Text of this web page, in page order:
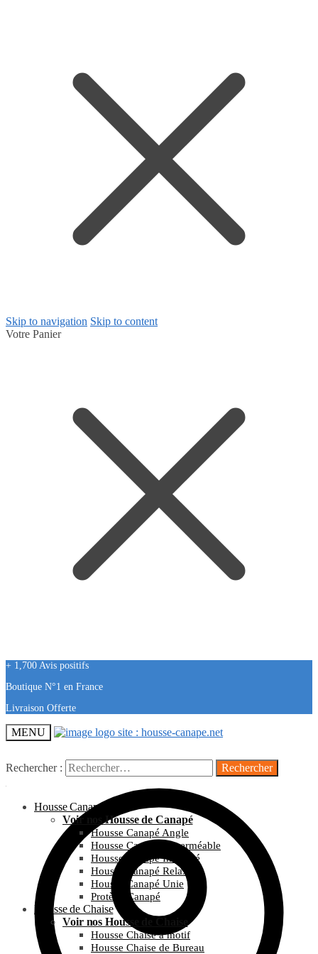
Skip to navigation Skip to content
Votre Panier
+ 1,700 Avis positifs
Boutique N°1 en France
Livraison Offerte
MENU
Rechercher :
Housse Canapé
Voir nos Housse de Canapé
Housse Canapé Angle
Housse Canapé Imperméable
Housse Canapé Imprimé
Housse Canapé Relax
Housse Canapé Unie
Protège Canapé
Housse de Chaise
Voir nos Housse de Chaise
Housse Chaise à motif
Housse Chaise de Bureau